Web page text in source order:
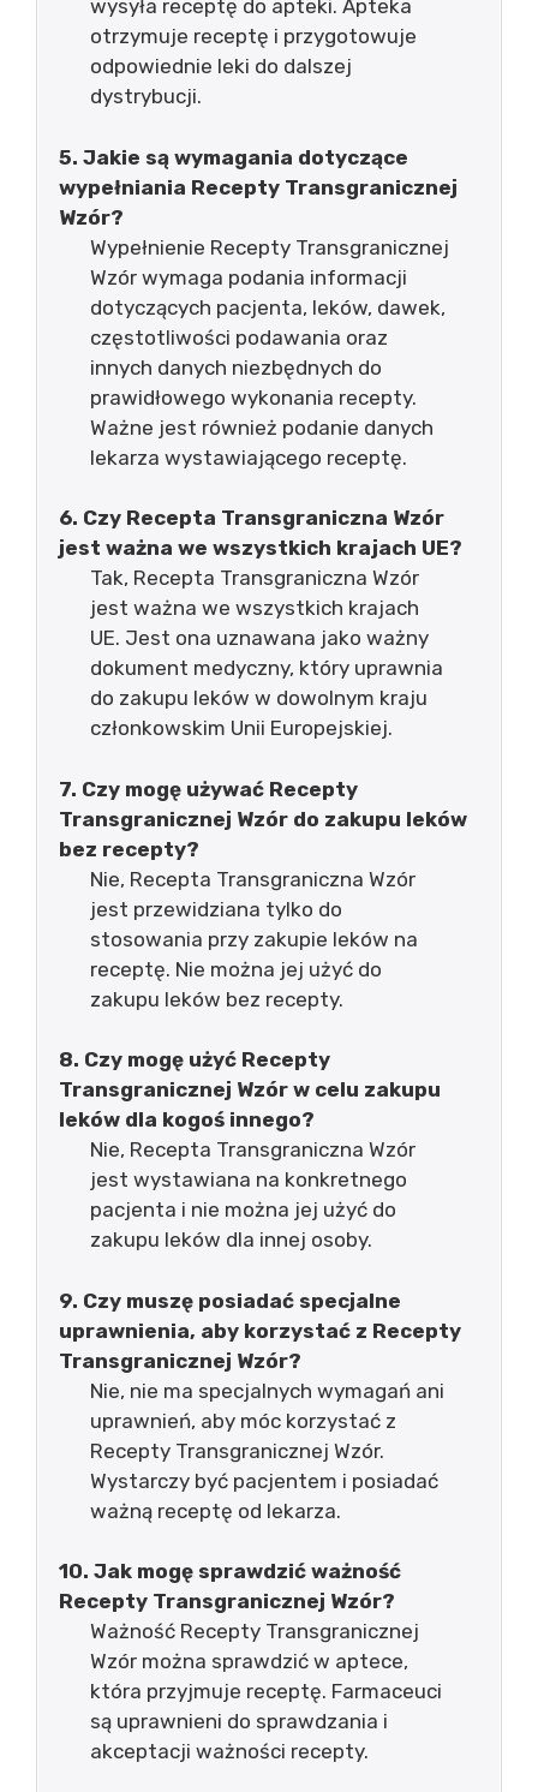
wysyła receptę do apteki. Apteka
otrzymuje receptę i przygotowuje
odpowiednie leki do dalszej
dystrybucji.
5. Jakie są wymagania dotyczące
wypełniania Recepty Transgranicznej
Wzór?
Wypełnienie Recepty Transgranicznej
Wzór wymaga podania informacji
dotyczących pacjenta, leków, dawek,
częstotliwości podawania oraz
innych danych niezbędnych do
prawidłowego wykonania recepty.
Ważne jest również podanie danych
lekarza wystawiającego receptę.
6. Czy Recepta Transgraniczna Wzór
jest ważna we wszystkich krajach UE?
Tak, Recepta Transgraniczna Wzór
jest ważna we wszystkich krajach
UE. Jest ona uznawana jako ważny
dokument medyczny, który uprawnia
do zakupu leków w dowolnym kraju
członkowskim Unii Europejskiej.
7. Czy mogę używać Recepty
Transgranicznej Wzór do zakupu leków
bez recepty?
Nie, Recepta Transgraniczna Wzór
jest przewidziana tylko do
stosowania przy zakupie leków na
receptę. Nie można jej użyć do
zakupu leków bez recepty.
8. Czy mogę użyć Recepty
Transgranicznej Wzór w celu zakupu
leków dla kogoś innego?
Nie, Recepta Transgraniczna Wzór
jest wystawiana na konkretnego
pacjenta i nie można jej użyć do
zakupu leków dla innej osoby.
9. Czy muszę posiadać specjalne
uprawnienia, aby korzystać z Recepty
Transgranicznej Wzór?
Nie, nie ma specjalnych wymagań ani
uprawnień, aby móc korzystać z
Recepty Transgranicznej Wzór.
Wystarczy być pacjentem i posiadać
ważną receptę od lekarza.
10. Jak mogę sprawdzić ważność
Recepty Transgranicznej Wzór?
Ważność Recepty Transgranicznej
Wzór można sprawdzić w aptece,
która przyjmuje receptę. Farmaceuci
są uprawnieni do sprawdzania i
akceptacji ważności recepty.